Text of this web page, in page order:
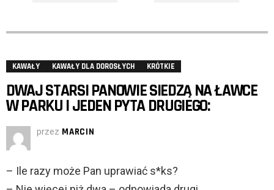
KAWAŁY KAWAŁY DLA DOROSŁYCH KRÓTKIE
DWAJ STARSI PANOWIE SIEDZĄ NA ŁAWCE
W PARKU I JEDEN PYTA DRUGIEGO:
przez MARCIN
– Ile razy może Pan uprawiać s*ks?